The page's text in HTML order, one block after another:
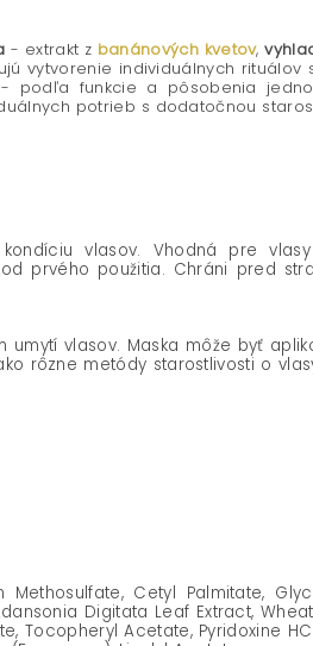
- extrakt z banánových kvetov,
vytvorenie individuálnych rituálov
- podľa funkcie a pôsobenia
potrieb s dodatočnou
kondíciu vlasov. Vhodná pre
prvého použitia. Chráni pred
umytí vlasov. Maska môže byť
rôzne metódy starostlivosti o
Cetyl Palmitate,
Digitata Leaf Extract,
Tocopheryl Acetate, Pyridoxine